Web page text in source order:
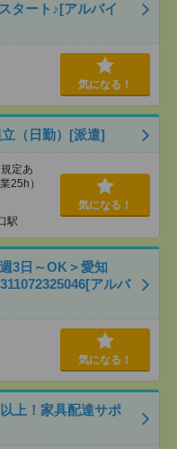
タート♪[アルバイ
気になる！
（日勤）[派遣]
定あ
25h）
駅
気になる！
3日～OK＞愛知
アルバ
気になる！
上！家具配達サポ